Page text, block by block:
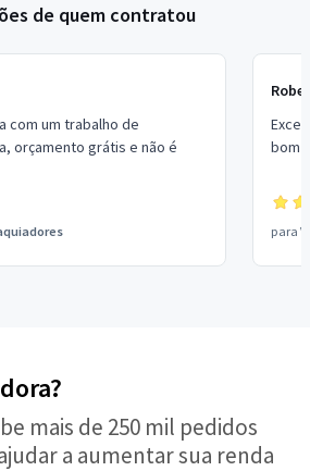
de quem contratou
com um trabalho de
orçamento grátis e não é
bom
para
mais de 250 mil pedidos
a aumentar sua renda